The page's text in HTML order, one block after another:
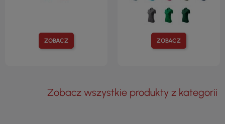
ZOBACZ ZOBACZ
Zobacz wszystkie produkty z kategorii